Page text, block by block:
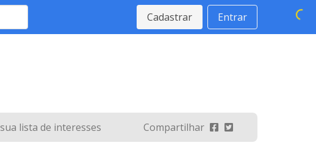
Cadastrar Entrar
lista de interesses Compartilhar